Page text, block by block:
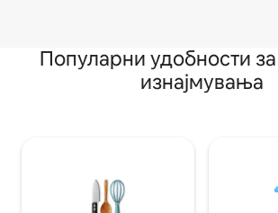
Популарни удобности
изнајмувања